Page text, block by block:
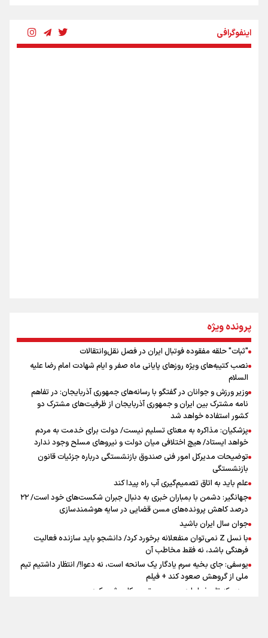
جمله‌ای که بغض چهارماهه را شکست؛ «آهای مردم، آقا از
تهران رفتند»
سه حسرتی که به دلم ماند
اینفوگرافی
اینفو برنا/ میزان مالیات بر ارزش افزوده چقدر است؟
اینفو برنا / ۴ مسیر اصلی پیاده روی اربعین در عراق
پرونده ویژه
"ثبات" حلقه مفقوده فوتبال ایران در فصل نقل‌وانتقالات
نصب کتیبه‌های ویژه روزهای پایانی ماه صفر و ایام شهادت امام رضا علیه
السلام
وزیر ورزش و جوانان در گفتگو با رسانه‌های جمهوری آذربایجان: در تفاهم
نامه مشترک بین ایران و جمهوری آذربایجان از ظرفیت‌های مشترک دو
کشور استفاده خواهد شد
پزشکیان: مذاکره به معنای تسلیم نیست/ دولت برای خدمت به مردم
خواهد ایستاد/ هیچ اختلافی میان دولت و نیروهای مسلح وجود ندارد
توضیحات مدیرکل امور فنی صندوق بازنشستگی درباره جزئیات قانون
بازنشستگی
علم باید به اتاق تصمیم‌گیری آب راه پیدا کند
جهانگیر: دشمن با بمباران خبری به دنبال جبران شکست‌های خود است/ ۲۲
درصد کاهش پرونده‌های مسن قضایی در سایه هوشمندسازی
جوان سال ایران باشید
با نسل Z نمی‌توان منفعلانه برخورد کرد/ دانشجو باید سازنده فعالیت
فرهنگی باشد، نه فقط مخاطب آن
یوسفی: جای بخیه سرم یادگار یک سانحه است، نه دعوا!/ انتظار داشتیم تیم
ملی از گروهش صعود کند + فیلم
مردی که تاریخ را با دوربین و موتورسیکلت ثبت کرد